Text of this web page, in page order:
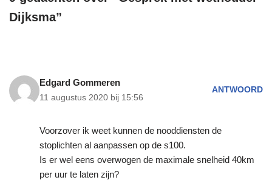
Dijksma”
Edgard Gommeren
11 augustus 2020 bij 15:56
ANTWOORD
Voorzover ik weet kunnen de nooddiensten de
stoplichten al aanpassen op de s100.
Is er wel eens overwogen de maximale snelheid 40km
per uur te laten zijn?